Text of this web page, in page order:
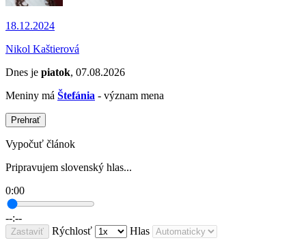
18.12.2024
Nikol Kaštierová
Dnes je piatok, 07.08.2026
Meniny má Štefánia - význam mena
Prehrať
Vypočuť článok
Pripravujem slovenský hlas...
0:00
--:--
Zastaviť Rýchlosť Hlas